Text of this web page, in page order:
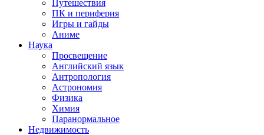
Путешествия
ПК и периферия
Игры и гайды
Аниме
Наука
Просвещение
Английский язык
Антропология
Астрономия
Физика
Химия
Паранормальное
Недвижимость